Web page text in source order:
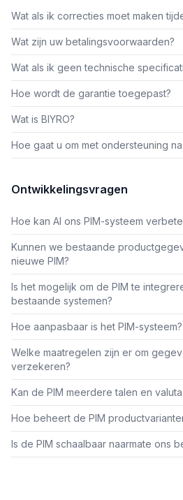
Wat als ik correcties moet maken
Wat zijn uw betalingsvoorwaarden?
Wat als ik geen technische
Hoe wordt de garantie toegepast?
Wat is BIYRO?
Hoe gaat u om met ondersteuning
Ontwikkelingsvragen
Hoe kan AI ons PIM-systeem
Kunnen we bestaande
nieuwe PIM?
Is het mogelijk om de PIM te
bestaande systemen?
Hoe aanpasbaar is het PIM-systeem?
Welke maatregelen zijn er om
verzekeren?
Kan de PIM meerdere talen en
Hoe beheert de PIM
Is de PIM schaalbaar naarmate ons